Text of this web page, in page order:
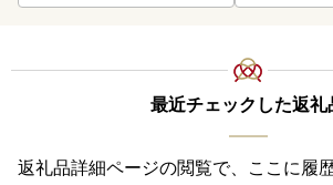
最近チェックした返礼
返礼品詳細ページの閲覧で、ここに履